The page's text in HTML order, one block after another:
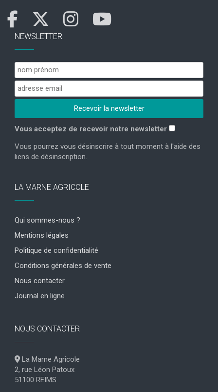
NEWSLETTER
Vous acceptez de recevoir notre newsletter
Vous pourrez vous désinscrire à tout moment à l'aide des
liens de désinscription.
LA MARNE AGRICOLE
Qui sommes-nous ?
Mentions légales
Politique de confidentialité
Conditions générales de vente
Nous contacter
Journal en ligne
NOUS CONTACTER
La Marne Agricole
2, rue Léon Patoux
51100 REIMS